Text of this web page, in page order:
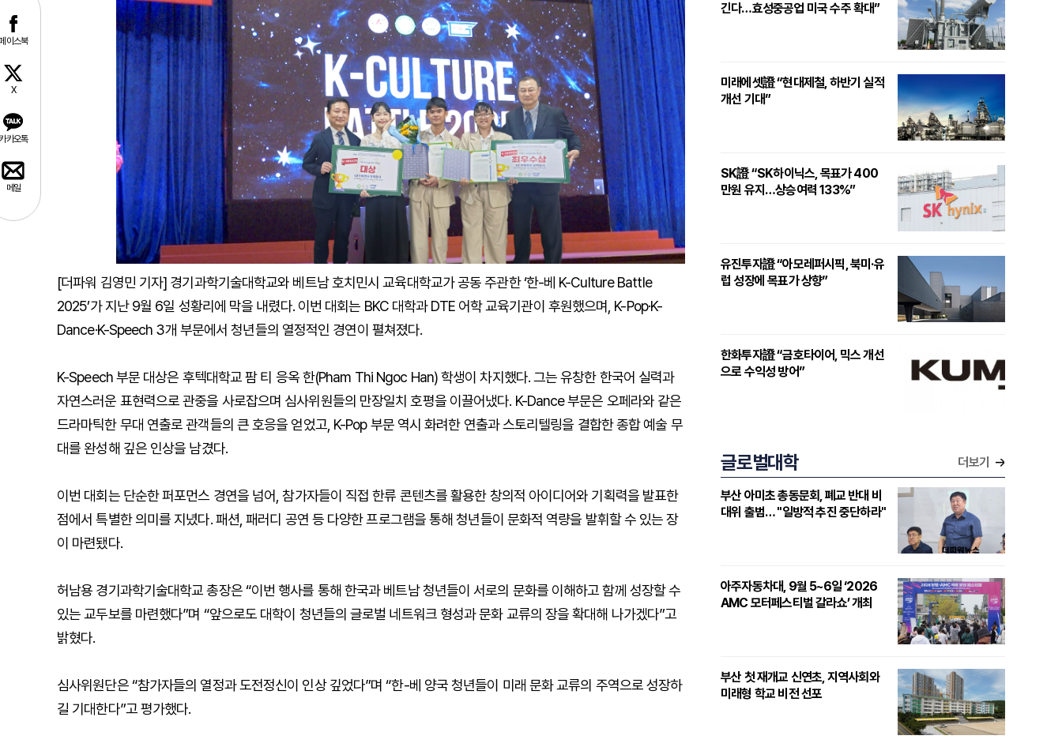
이스북
X
카오톡
메일
[더파워 김영민 기자] 경기과학기술대학교와 베트남 호치민시 교육대학교가 공동 주관한 ‘한-베 K-Culture Battle
2025’가 지난 9월 6일 성황리에 막을 내렸다. 이번 대회는 BKC 대학과 DTE 어학 교육기관이 후원했으며, K-Pop·K-
Dance·K-Speech 3개 부문에서 청년들의 열정적인 경연이 펼쳐졌다.
K-Speech 부문 대상은 후텍대학교 팜 티 응옥 한(Pham Thi Ngoc Han) 학생이 차지했다. 그는 유창한 한국어 실력과
자연스러운 표현력으로 관중을 사로잡으며 심사위원들의 만장일치 호평을 이끌어냈다. K-Dance 부문은 오페라와 같은
드라마틱한 무대 연출로 관객들의 큰 호응을 얻었고, K-Pop 부문 역시 화려한 연출과 스토리텔링을 결합한 종합 예술 무
대를 완성해 깊은 인상을 남겼다.
이번 대회는 단순한 퍼포먼스 경연을 넘어, 참가자들이 직접 한류 콘텐츠를 활용한 창의적 아이디어와 기획력을 발표한
점에서 특별한 의미를 지녔다. 패션, 패러디 공연 등 다양한 프로그램을 통해 청년들이 문화적 역량을 발휘할 수 있는 장
이 마련됐다.
허남용 경기과학기술대학교 총장은 “이번 행사를 통해 한국과 베트남 청년들이 서로의 문화를 이해하고 함께 성장할 수
있는 교두보를 마련했다”며 “앞으로도 대학이 청년들의 글로벌 네트워크 형성과 문화 교류의 장을 확대해 나가겠다”고
밝혔다.
심사위원단은 “참가자들의 열정과 도전정신이 인상 깊었다”며 “한-베 양국 청년들이 미래 문화 교류의 주역으로 성장하
길 기대한다”고 평가했다.
긴다…효성중공업 미국 수주 확대”
미래에셋證 “현대제철, 하반기 실적
개선 기대”
SK證 “SK하이닉스, 목표가 400
만원 유지…상승여력 133%”
유진투자證 “아모레퍼시픽, 북미·유
럽 성장에 목표가 상향”
한화투자證 “금호타이어, 믹스 개선
으로 수익성 방어”
글로벌대학 더보기
부산 아미초 총동문회, 폐교 반대 비
대위 출범… "일방적 추진 중단하라"
아주자동차대, 9월 5~6일 ‘2026
AMC 모터페스티벌 갈라쇼’ 개최
부산 첫 재개교 신연초, 지역사회와
미래형 학교 비전 선포